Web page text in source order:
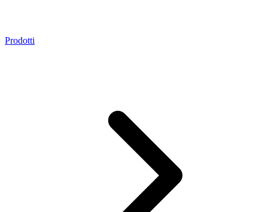
Prodotti